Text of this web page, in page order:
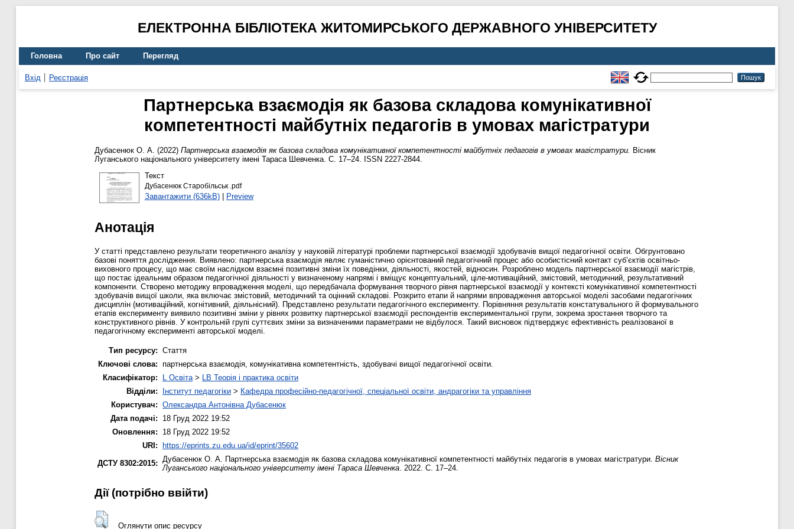
ЕЛЕКТРОННА БІБЛІОТЕКА ЖИТОМИРСЬКОГО ДЕРЖАВНОГО УНІВЕРСИТЕТУ
Головна Про сайт Перегляд
Вхід Реєстрація
Партнерська взаємодія як базова складова комунікативної
компетентності майбутніх педагогів в умовах магістратури
Дубасенюк О. А. (2022) Партнерська взаємодія як базова складова комунікативної компетентності майбутніх педагогів в умовах магістратури. Вісник
Луганського національного університету імені Тараса Шевченка. С. 17–24. ISSN 2227-2844.
Текст
Дубасенюк Старобільськ .pdf
Завантажити (636kB)| Preview
Анотація
У статті представлено результати теоретичного аналізу у науковій літературі проблеми партнерської взаємодії здобувачів вищої педагогічної освіти. Обгрунтовано
базові поняття дослідження. Виявлено: партнерська взаємодія являє гуманістично орієнтований педагогічний процес або особистісний контакт суб’єктів освітньо-
виховного процесу, що має своїм наслідком взаємні позитивні зміни їх поведінки, діяльності, якостей, відносин. Розроблено модель партнерської взаємодії магістрів,
що постає ідеальним образом педагогічної діяльності у визначеному напрямі і вміщує концептуальний, ціле-мотиваційний, змістовий, методичний, результативний
компоненти. Створено методику впровадження моделі, що передбачала формування творчого рівня партнерської взаємодії у контексті комунікативної компетентності
здобувачів вищої школи, яка включає змістовий, методичний та оцінний складові. Розкрито етапи й напрями впровадження авторської моделі засобами педагогічних
дисциплін (мотиваційний, когнітивний, діяльнісний). Представлено результати педагогічного експерименту. Порівняння результатів констатувального й формувального
етапів експерименту виявило позитивні зміни у рівнях розвитку партнерської взаємодії респондентів експериментальної групи, зокрема зростання творчого та
конструктивного рівнів. У контрольній групі суттєвих зміни за визначеними параметрами не відбулося. Такий висновок підтверджує ефективність реалізованої в
педагогічному експерименті авторської моделі.
Тип ресурсу: Стаття
Ключові слова: партнерська взаємодія, комунікативна компетентність, здобувачі вищої педагогічної освіти.
Класифікатор:
L Освіта > LB Теорія і практика освіти
Відділи:
Інститут педагогіки > Кафедра професійно-педагогічної, спеціальної освіти, андрагогіки та управління
Користувач: Олександра Антонівна Дубасенюк
Дата подачі:
18 Груд 2022 19:52
Оновлення:
18 Груд 2022 19:52
URI: https://eprints.zu.edu.ua/id/eprint/35602
ДСТУ 8302:2015:
Дубасенюк О. А. Партнерська взаємодія як базова складова комунікативної компетентності майбутніх педагогів в умовах магістратури. Вісник
Луганського національного університету імені Тараса Шевченка . 2022. С. 17–24.
Дії ​​(потрібно ввійти)
Оглянути опис ресурсу